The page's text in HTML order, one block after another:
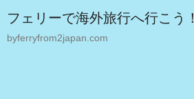
フェリーで海外旅行へ行こう！
byferryfrom2japan.com